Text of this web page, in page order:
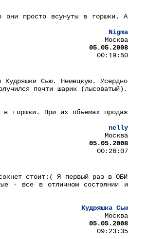
они просто всунуты в горшки. А
Nigma
Москва
05.05.2008
00:19:50
Сью. Немецкую. Усердно
почти шарик (лысоватый).
горшки. При их объемах продаж
nelly
Москва
05.05.2008
00:26:07
стоит:( Я первый раз в ОБИ
- все в отличном состоянии и
Кудряшка Сью
Москва
05.05.2008
09:23:35